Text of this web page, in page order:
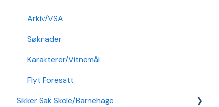
Arkiv/VSA
Søknader
Karakterer/Vitnemål
Flyt Foresatt
Sikker Sak Skole/Barnehage